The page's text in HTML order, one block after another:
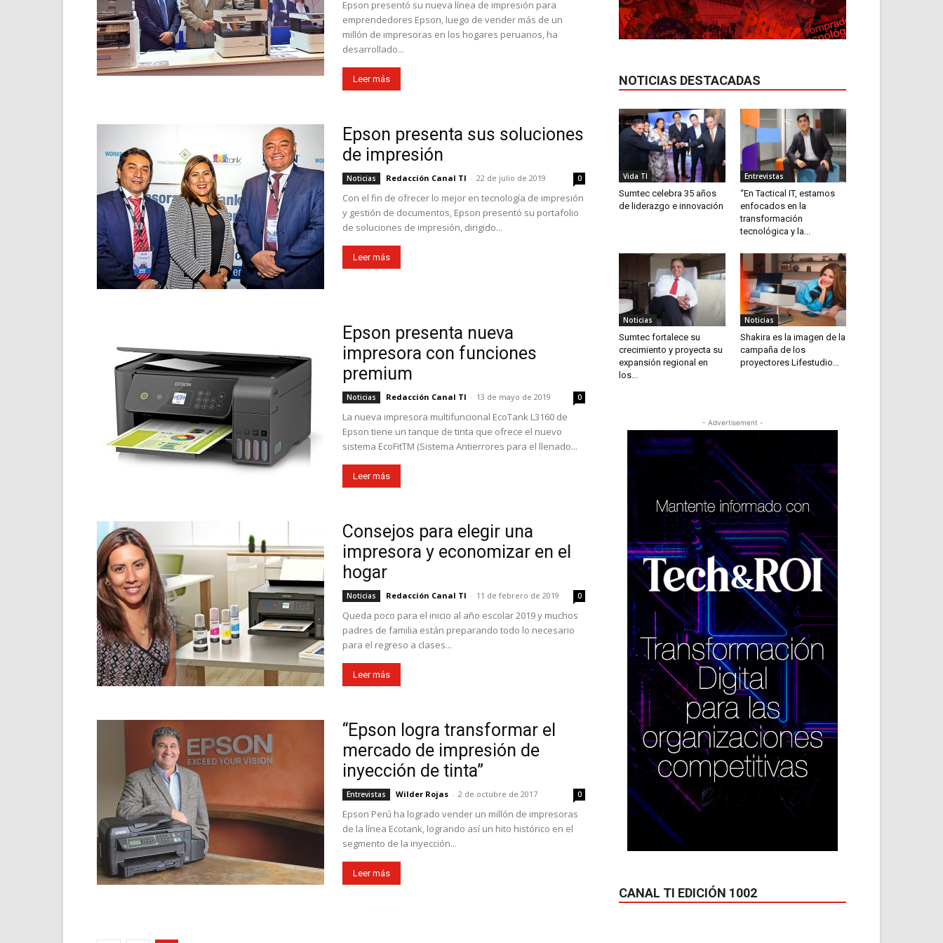
Epson presentó su nueva línea de impresión para
emprendedores Epson, luego de vender más de un
millón de impresoras en los hogares peruanos, ha
desarrollado...
Leer más
Epson presenta sus soluciones
de impresión
Noticias Redacción Canal TI - 22 de julio de 2019 0
Con el fin de ofrecer lo mejor en tecnología de impresión
y gestión de documentos, Epson presentó su portafolio
de soluciones de impresión, dirigido...
Leer más
Epson presenta nueva
impresora con funciones
premium
Noticias Redacción Canal TI - 13 de mayo de 2019 0
La nueva impresora multifuncional EcoTank L3160 de
Epson tiene un tanque de tinta que ofrece el nuevo
sistema EcoFitTM (Sistema Antierrores para el llenado...
Leer más
Consejos para elegir una
impresora y economizar en el
hogar
Noticias Redacción Canal TI - 11 de febrero de 2019 0
Queda poco para el inicio al año escolar 2019 y muchos
padres de familia están preparando todo lo necesario
para el regreso a clases...
Leer más
“Epson logra transformar el
mercado de impresión de
inyección de tinta”
Entrevistas Wilder Rojas - 2 de octubre de 2017 0
Epson Perú ha logrado vender un millón de impresoras
de la línea Ecotank, logrando así un hito histórico en el
segmento de la inyección...
Leer más
NOTICIAS DESTACADAS
Vida TI
Sumtec celebra 35 años
de liderazgo e innovación
Entrevistas
“En Tactical IT, estamos
enfocados en la
transformación
tecnológica y la...
Noticias
Sumtec fortalece su
crecimiento y proyecta su
expansión regional en
los...
Noticias
Shakira es la imagen de la
campaña de los
proyectores Lifestudio...
- Advertisement -
CANAL TI EDICIÓN 1002